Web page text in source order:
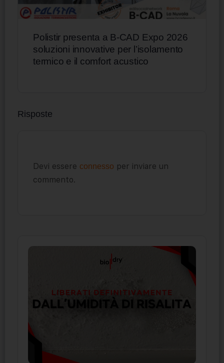
Polistir presenta a B-CAD Expo 2026
soluzioni innovative per l’isolamento
termico e il comfort acustico
Risposte
Devi essere connesso per inviare un
commento.